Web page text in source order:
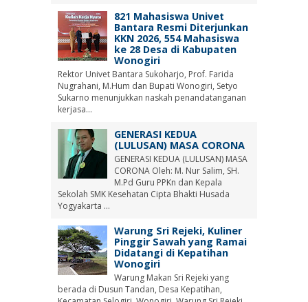
821 Mahasiswa Univet
Bantara Resmi Diterjunkan
KKN 2026, 554 Mahasiswa
ke 28 Desa di Kabupaten
Wonogiri
Rektor Univet Bantara Sukoharjo, Prof. Farida
Nugrahani, M.Hum dan Bupati Wonogiri, Setyo
Sukarno menunjukkan naskah penandatanganan
kerjasa...
GENERASI KEDUA
(LULUSAN) MASA CORONA
GENERASI KEDUA (LULUSAN) MASA
CORONA Oleh: M. Nur Salim, SH.
M.Pd Guru PPKn dan Kepala
Sekolah SMK Kesehatan Cipta Bhakti Husada
Yogyakarta ...
Warung Sri Rejeki, Kuliner
Pinggir Sawah yang Ramai
Didatangi di Kepatihan
Wonogiri
Warung Makan Sri Rejeki yang
berada di Dusun Tandan, Desa Kepatihan,